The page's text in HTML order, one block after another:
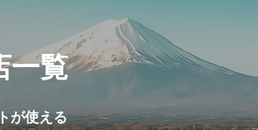
一覧
が使える